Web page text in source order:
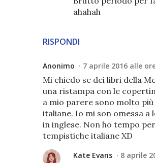
RISPONDI
ahahah
Anonimo 7 aprile 2016 alle
Mi chiedo se dei libri della
una ristampa con le
a mio parere sono molto più
italiane. Io mi son omessa a
in inglese. Non ho tempo
tempistiche italiane XD
Kate Evans 8 aprile